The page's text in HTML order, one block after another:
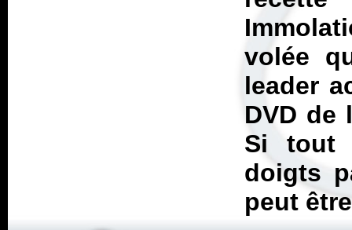
volée
leader
DVD
Si tout
doigts
peut